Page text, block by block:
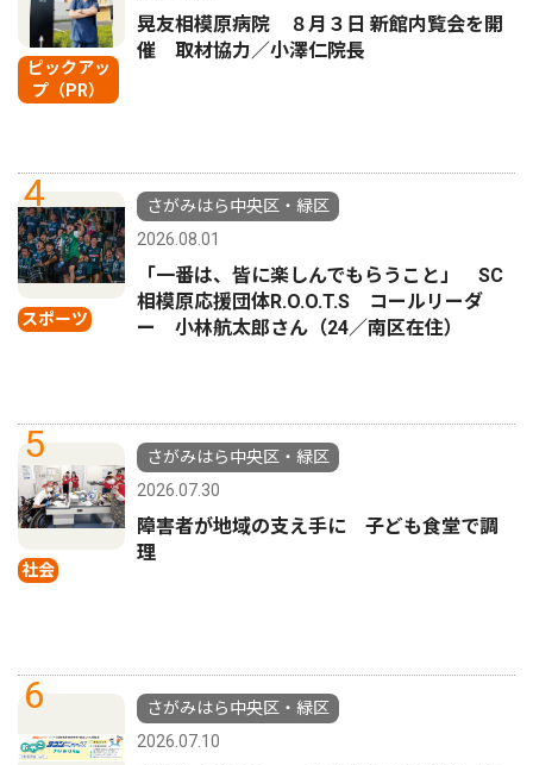
ピックアッ
プ（PR）
晃友相模原病院 ８月３日 新館内覧会を開
催 取材協力／小澤仁院長
4
スポーツ
さがみはら中央区・緑区
2026.08.01
「一番は、皆に楽しんでもらうこと」 SC
相模原応援団体R.O.O.T.S コールリーダ
ー 小林航太郎さん（24／南区在住）
5
社会
さがみはら中央区・緑区
2026.07.30
障害者が地域の支え手に 子ども食堂で調
理
6
さがみはら中央区・緑区
2026.07.10